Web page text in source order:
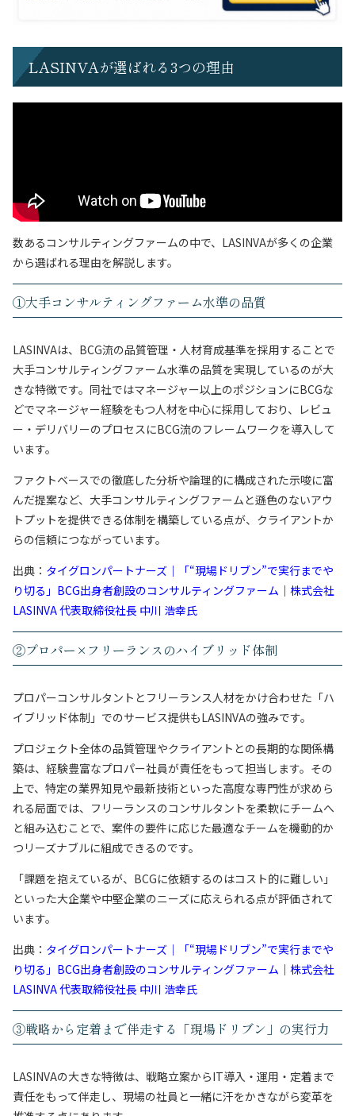
LASINVAが選ばれる3つの理由
数あるコンサルティングファームの中で、LASINVAが多くの企業
から選ばれる理由を解説します。
①大手コンサルティングファーム水準の品質
LASINVAは、BCG流の品質管理・人材育成基準を採用することで
大手コンサルティングファーム水準の品質を実現しているのが大
きな特徴です。同社ではマネージャー以上のポジションにBCGな
どでマネージャー経験をもつ人材を中心に採用しており、レビュ
ー・デリバリーのプロセスにBCG流のフレームワークを導入して
います。
ファクトベースでの徹底した分析や論理的に構成された示唆に富
んだ提案など、大手コンサルティングファームと遜色のないアウ
トプットを提供できる体制を構築している点が、クライアントか
らの信頼につながっています。
出典： タイグロンパートナーズ｜「“現場ドリブン”で実行までや
り切る」BCG出身者創設のコンサルティングファーム｜株式会社
LASINVA 代表取締役社長 中川 浩幸氏
②プロパー×フリーランスのハイブリッド体制
プロパーコンサルタントとフリーランス人材をかけ合わせた「ハ
イブリッド体制」でのサービス提供もLASINVAの強みです。
プロジェクト全体の品質管理やクライアントとの長期的な関係構
築は、経験豊富なプロパー社員が責任をもって担当します。その
上で、特定の業界知見や最新技術といった高度な専門性が求めら
れる局面では、フリーランスのコンサルタントを柔軟にチームへ
と組み込むことで、案件の要件に応じた最適なチームを機動的か
つリーズナブルに組成できるのです。
「課題を抱えているが、BCGに依頼するのはコスト的に難しい」
といった大企業や中堅企業のニーズに応えられる点が評価されて
います。
出典： タイグロンパートナーズ｜「“現場ドリブン”で実行までや
り切る」BCG出身者創設のコンサルティングファーム｜株式会社
LASINVA 代表取締役社長 中川 浩幸氏
③戦略から定着まで伴走する「現場ドリブン」の実行力
LASINVAの大きな特徴は、戦略立案からIT導入・運用・定着まで
責任をもって伴走し、現場の社員と一緒に汗をかきながら変革を